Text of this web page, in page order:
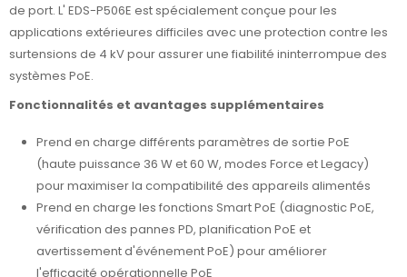
de port. L' EDS-P506E est spécialement conçue pour les
applications extérieures difficiles avec une protection contre les
surtensions de 4 kV pour assurer une fiabilité ininterrompue des
systèmes PoE.
Fonctionnalités et avantages supplémentaires
Prend en charge différents paramètres de sortie PoE
(haute puissance 36 W et 60 W, modes Force et Legacy)
pour maximiser la compatibilité des appareils alimentés
Prend en charge les fonctions Smart PoE (diagnostic PoE,
vérification des pannes PD, planification PoE et
avertissement d'événement PoE) pour améliorer
l'efficacité opérationnelle PoE